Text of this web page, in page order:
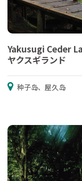
Yakusugi Ceder
ヤクスギランド
种子岛、屋久岛